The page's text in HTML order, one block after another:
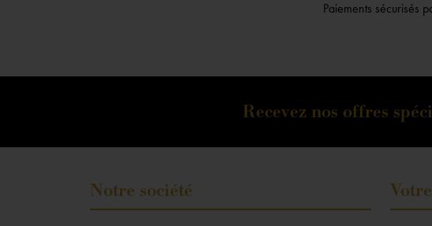
Paiements sécurisés
Recevez nos offres
Notre société